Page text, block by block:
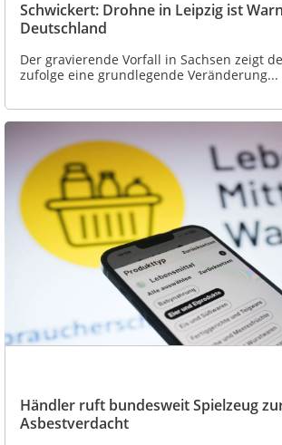
Schwickert: Drohne in Leipzig ist
Deutschland
Der gravierende Vorfall in Sachsen zeigt
zufolge eine grundlegende Veränderung...
Händler ruft bundesweit Spielzeug
Asbestverdacht